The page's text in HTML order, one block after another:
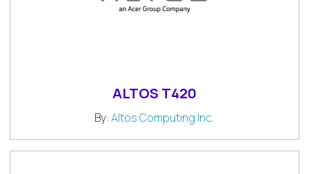
ALTOS T420
By:Altos Computing Inc.